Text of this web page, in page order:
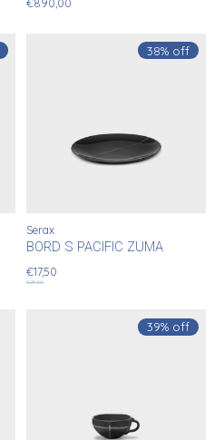
€890,00
38% off
Serax
BORD S PACIFIC ZUMA
€17,50
€28,00
39% off